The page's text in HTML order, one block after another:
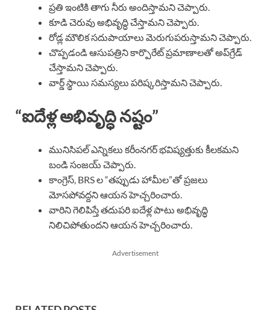
ప్రతి ఇంటికి తాగు నీరు అందిస్తామని చెప్పారు.
కూడి చెరువు అభివృద్ధి చేస్తామని చెప్పారు.
రోడ్ల మౌలిక సదుపాయాలు మెరుగుపరుస్తామని చెప్పారు.
చొప్పడండి ఆసుపత్రిని కార్పొరేట్ ప్రమాణాలతో అప్‌గ్రేడ్
చేస్తామని చెప్పారు.
వార్డ్ స్థాయి సమస్యలు పరిష్కరిస్తామని చెప్పారు.
“ఐదేళ్ల అభివృద్ధి నష్టం”
మునిసిపల్ ఎన్నికలు కరీంనగర్ భవిష్యత్తుకు కీలకమని
బండి సంజయ్ చెప్పారు.
కాంగ్రెస్, BRS ల “తప్పుడు హామీల”తో ప్రజలు
మోసపోవద్దని ఆయన హెచ్చరించారు.
వారిని గెలిపిస్తే తదుపరి ఐదేళ్ల పాటు అభివృద్ధి
నిలిచిపోతుందని ఆయన హెచ్చరించారు.
Advertisement